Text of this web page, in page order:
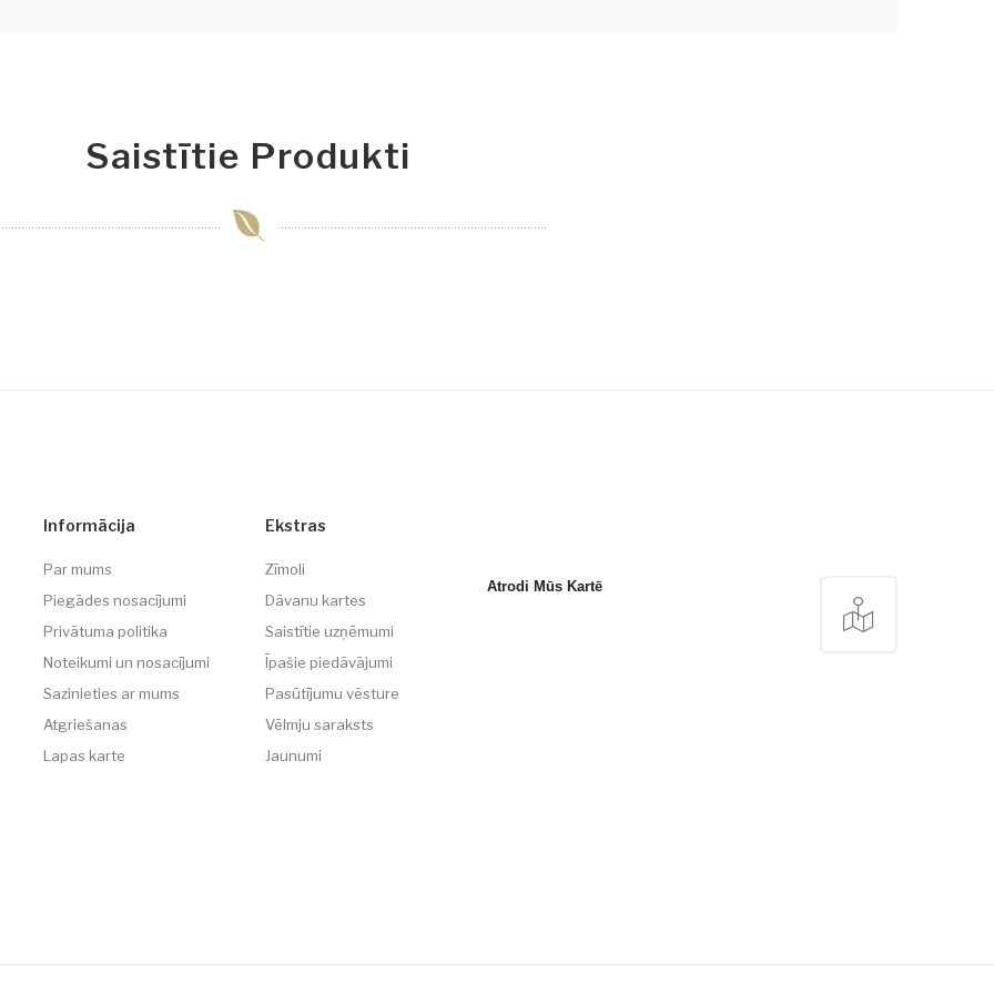
Saistītie Produkti
Informācija
Par mums
Piegādes nosacījumi
Privātuma politika
Noteikumi un nosacījumi
Sazinieties ar mums
Atgriešanas
Lapas karte
Ekstras
Zīmoli
Dāvanu kartes
Saistītie uzņēmumi
Īpašie piedāvājumi
Pasūtījumu vēsture
Vēlmju saraksts
Jaunumi
Atrodi Mūs Kartē